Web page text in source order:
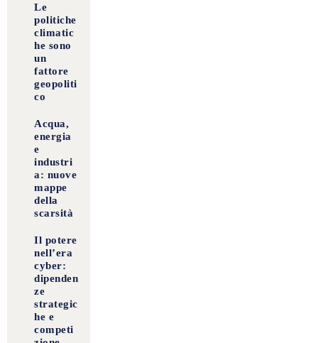
Le
politiche
climatic
he sono
un
fattore
geopoliti
co
Acqua,
energia
e
industri
a: nuove
mappe
della
scarsità
Il potere
nell’era
cyber:
dipenden
ze
strategic
he e
competi